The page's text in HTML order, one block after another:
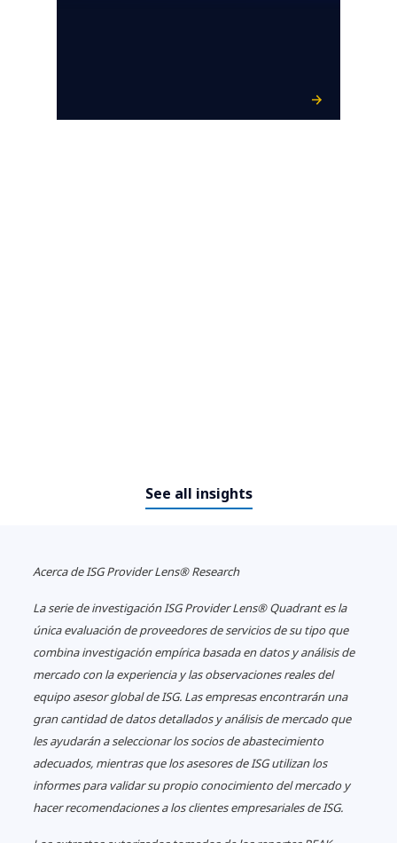
See all insights
Acercade ISG Provider Lens® Research
La serie de investigación ISG Provider Lens® Quadrant es la
única evaluación de proveedores de servicios de su tipo que
combina investigación empírica basada en datos y análisis de
mercado con la experiencia y las observaciones reales del
equipo asesor global de ISG. Las empresas encontrarán una
gran cantidad de datos detallados y análisis de mercado que
les ayudarán a seleccionar los socios de abastecimiento
adecuados, mientras que los asesores de ISG utilizan los
informes para validar su propio conocimiento del mercado y
hacer recomendaciones a los clientes empresariales de ISG.󠀲󠀡󠀧󠀠󠀳